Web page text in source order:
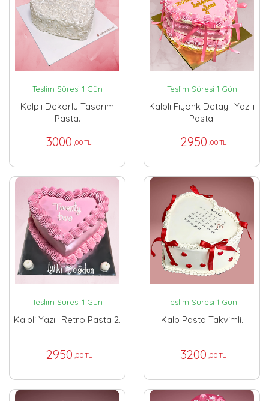
Teslim Süresi 1 Gün
Kalpli Dekorlu Tasarım
Pasta.
3000 ,00 TL
Teslim Süresi 1 Gün
Kalpli Fiyonk Detaylı Yazılı
Pasta.
2950 ,00 TL
Teslim Süresi 1 Gün
Kalpli Yazılı Retro Pasta 2.
2950 ,00 TL
Teslim Süresi 1 Gün
Kalp Pasta Takvimli.
3200 ,00 TL